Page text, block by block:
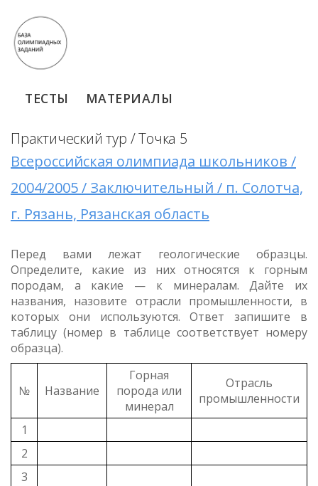
ТЕСТЫ МАТЕРИАЛЫ
Практический тур / Точка 5
Всероссийская олимпиада школьников /
2004/2005 / Заключительный / п. Солотча,
г. Рязань, Рязанская область
Перед вами лежат геологические образцы.
Определите, какие из них относятся к горным
породам, а какие — к минералам. Дайте их
названия, назовите отрасли промышленности, в
которых они используются. Ответ запишите в
таблицу (номер в таблице соответствует номеру
образца).
№ Название
Горная
порода или
минерал
Отрасль
промышленности
1
2
3